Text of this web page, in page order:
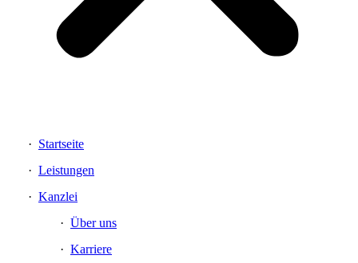
Startseite
Leistungen
Kanzlei
Über uns
Karriere